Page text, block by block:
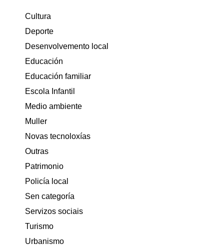
Cultura
Deporte
Desenvolvemento local
Educación
Educación familiar
Escola Infantil
Medio ambiente
Muller
Novas tecnoloxías
Outras
Patrimonio
Policía local
Sen categoría
Servizos sociais
Turismo
Urbanismo